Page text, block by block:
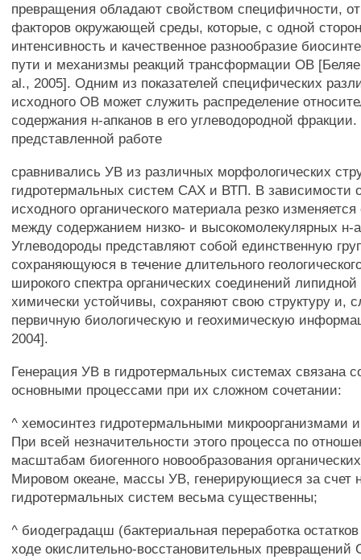
превращения обладают свойством специфичности,
факторов окружающей среды, которые, с одной
интенсивность и качественное разнообразие
пути и механизмы реакций трансформации ОВ
al., 2005]. Одним из показателей специфических
исходного ОВ может служить распределение
содержания н-апканов в его углеводородной
представленной работе
сравнивались УВ из различных морфологических
гидротермальных систем САХ и ВТП. В зависимости
исходного органического материала резко
между содержанием низко- и высокомолекулярных н-
Углеводороды представляют собой единственную
сохраняющуюся в течение длительного
широкого спектра органических соединений
химически устойчивы, сохраняют свою структуру и,
первичную биологическую и геохимическую
2004].
Генерация УВ в гидротермальных системах связана
основными процессами при их сложном сочетании:
^ хемосинтез гидротермальными микроорганизмами
При всей незначительности этого процесса по
масштабам биогенного новообразования
Мировом океане, массы УВ, генерирующиеся за счет
гидротермальных систем весьма существенны;
^ биодеградацш (бактериальная переработка
ходе окислительно-восстановительных превращений